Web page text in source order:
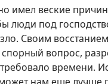
имел веские
люди под
Своим
вопрос,
времени.